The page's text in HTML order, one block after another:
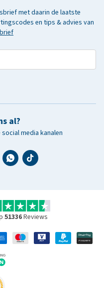
met daarin de laatste
en tips & advies van
al?
media kanalen
51336Reviews